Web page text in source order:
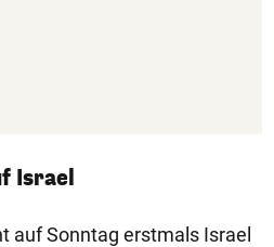
Israel
auf Sonntag erstmals Israel